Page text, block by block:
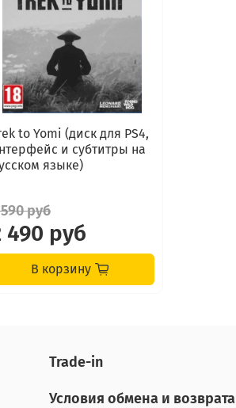
to Yomi (диск для PS4,
и субтитры на
языке)
руб
490 руб
В корзину
Tradе-in
Условия обмена и возврата